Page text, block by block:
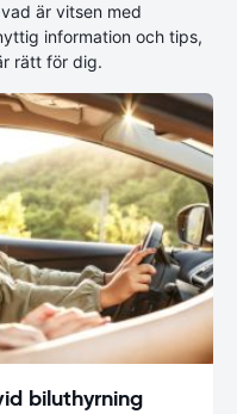
är vitsen med
information och tips,
rätt för dig.
biluthyrning